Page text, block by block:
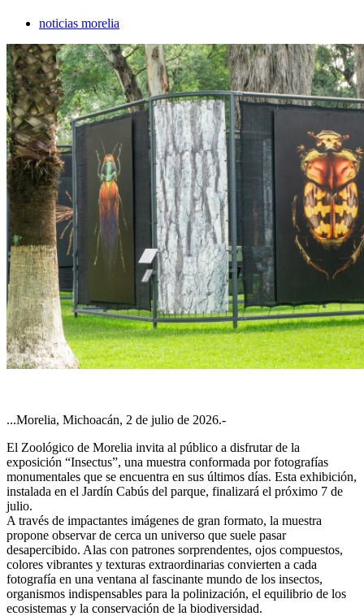
noticias morelia
...Morelia, Michoacán, 2 de julio de 2026.-
El Zoológico de Morelia invita al público a disfrutar de la
exposición “Insectus”, una muestra conformada por fotografías
monumentales que se encuentra en sus últimos días. Esta exhibición,
instalada en el Jardín Cabús del parque, finalizará el próximo 7 de
julio.
A través de impactantes imágenes de gran formato, la muestra
propone observar de cerca un universo que suele pasar
desapercibido. Alas con patrones sorprendentes, ojos compuestos,
colores vibrantes y texturas extraordinarias convierten a cada
fotografía en una ventana al fascinante mundo de los insectos,
organismos indispensables para la polinización, el equilibrio de los
ecosistemas y la conservación de la biodiversidad.